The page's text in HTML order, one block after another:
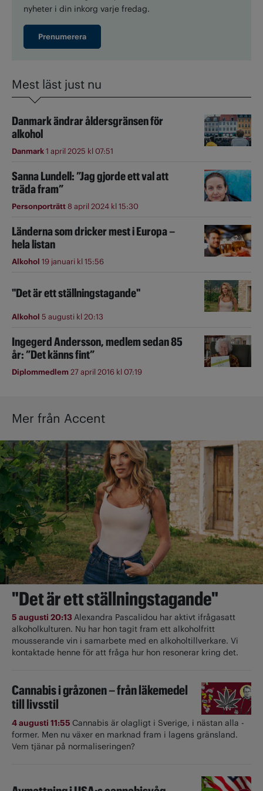
nyheter i din inkorg varje fredag.
Prenumerera
Mest läst just nu
Danmark ändrar åldersgränsen för
alkohol
Danmark1 april 2025 kl 07:51
Sanna Lundell: ”Jag gjorde ett val att
träda fram”
Personporträtt8 april 2024 kl 15:30
Länderna som dricker mest i Europa –
hela listan
Alkohol 19 januari kl 15:56
"Det är ett ställningstagande"
Alkohol 5 augusti kl 20:13
Ingegerd Andersson, medlem sedan 85
år: ”Det känns fint”
Diplommedlem27 april 2016 kl 07:19
Mer från Accent
"Det är ett ställningstagande"
5 augusti 20:13Alexandra Pascalidou har aktivt ifrågasatt
alkoholkulturen. Nu har hon tagit fram ett alkoholfritt
mousserande vin i samarbete med en alkoholtillverkare. Vi
kontaktade henne för att fråga hur hon resonerar kring det.
Cannabis i gråzonen – från läkemedel
till livsstil
4 augusti 11:55 Cannabis är olagligt i ­Sverige, i nästan alla ­
former. Men nu växer en marknad fram i lagens gränsland.
Vem tjänar på normaliseringen?